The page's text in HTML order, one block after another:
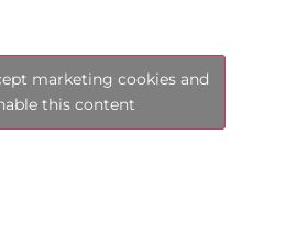
marketing cookies and
this content